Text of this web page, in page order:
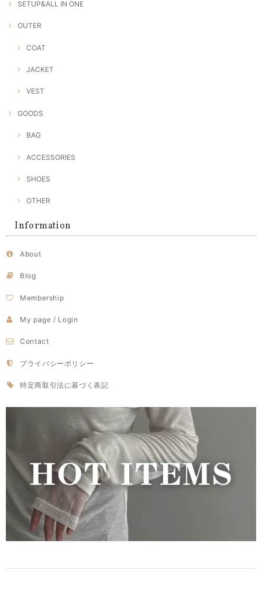
SETUP&ALL IN ONE
OUTER
COAT
JACKET
VEST
GOODS
BAG
ACCESSORIES
SHOES
OTHER
Information
About
Blog
Membership
My page / Login
Contact
プライバシーポリシー
特定商取引法に基づく表記